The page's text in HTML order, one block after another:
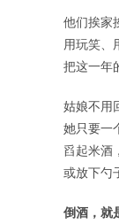
他们挨家
用玩笑、
把这一年
姑娘不用
她只要
舀起米酒，
或放下勺
倒酒，就